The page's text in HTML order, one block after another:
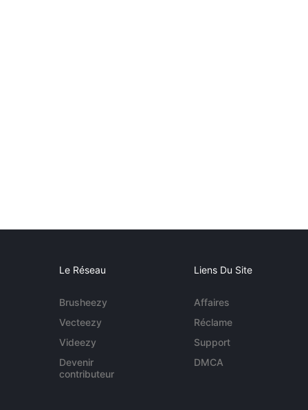
Le Réseau
Brusheezy
Vecteezy
Videezy
Devenir
contributeur
Liens Du Site
Affaires
Réclame
Support
DMCA